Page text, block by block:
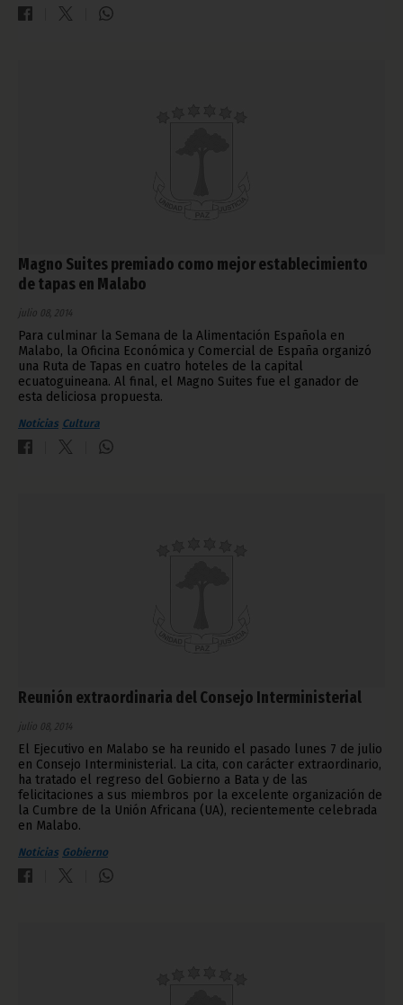
Magno Suites premiado como mejor establecimiento
de tapas en Malabo
julio 08, 2014
Para culminar la Semana de la Alimentación Española en
Malabo, la Oficina Económica y Comercial de España organizó
una Ruta de Tapas en cuatro hoteles de la capital
ecuatoguineana. Al final, el Magno Suites fue el ganador de
esta deliciosa propuesta.
Noticias Cultura
Reunión extraordinaria del Consejo Interministerial
julio 08, 2014
El Ejecutivo en Malabo se ha reunido el pasado lunes 7 de julio
en Consejo Interministerial. La cita, con carácter extraordinario,
ha tratado el regreso del Gobierno a Bata y de las
felicitaciones a sus miembros por la excelente organización de
la Cumbre de la Unión Africana (UA), recientemente celebrada
en Malabo.
Noticias Gobierno